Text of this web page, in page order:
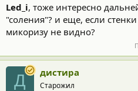
Led_i, тоже интересно
"соления"? и еще, если
микоризу не видно?
Д дистира
Старожил